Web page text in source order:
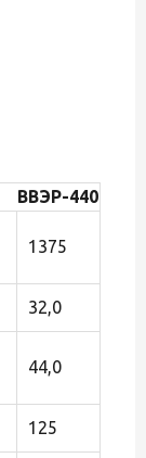
ВВЭР-440
1375
32,0
44,0
125